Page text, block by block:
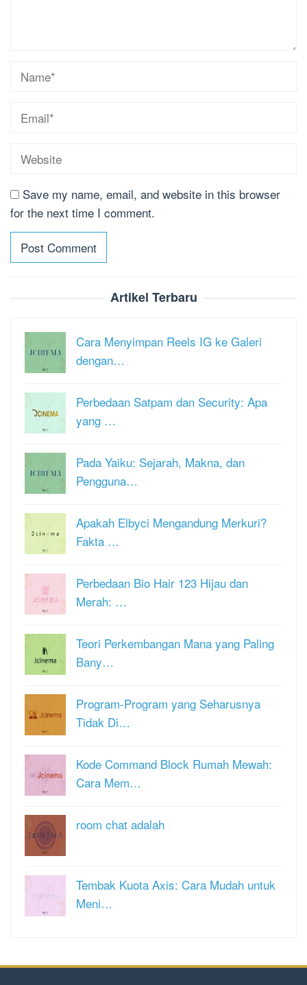
Save my name, email, and website in this browser
for the next time I comment.
Artikel Terbaru
Cara Menyimpan Reels IG ke Galeri
dengan…
Perbedaan Satpam dan Security: Apa
yang …
Pada Yaiku: Sejarah, Makna, dan
Pengguna…
Apakah Elbyci Mengandung Merkuri?
Fakta …
Perbedaan Bio Hair 123 Hijau dan
Merah: …
Teori Perkembangan Mana yang Paling
Bany…
Program-Program yang Seharusnya
Tidak Di…
Kode Command Block Rumah Mewah:
Cara Mem…
room chat adalah
Tembak Kuota Axis: Cara Mudah untuk
Meni…